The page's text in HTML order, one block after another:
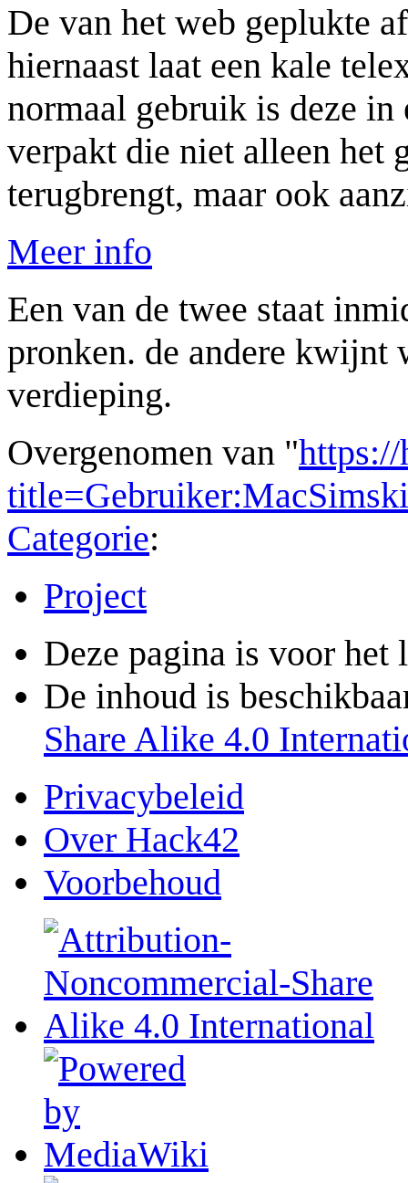
De van het web geplukte
hiernaast laat een kale
normaal gebruik is deze in
verpakt die niet alleen het
terugbrengt, maar ook
Meer info
Een van de twee staat
pronken. de andere kwijnt
verdieping.
Overgenomen van "
Categorie:
Project
Deze pagina is voor het
De inhoud is
Share Alike 4.0
Privacybeleid
Over Hack42
Voorbehoud